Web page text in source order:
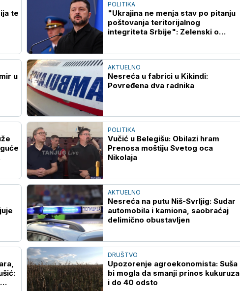
te
POLITIKA
"Ukrajina ne menja stav po pitanju
poštovanja teritorijalnog
integriteta Srbije": Zelenski o
u
AKTUELNO
Nesreća u fabrici u Kikindi:
Povređena dva radnika
POLITIKA
Vučić u Belegišu: Obilazi hram
Prenosa moštiju Svetog oca
Nikolaja
AKTUELNO
Nesreća na putu Niš-Svrljig: Sudar
automobila i kamiona, saobraćaj
delimično obustavljen
DRUŠTVO
Upozorenje agroekonomista: Suša
bi mogla da smanji prinos kukuruza
i do 40 odsto